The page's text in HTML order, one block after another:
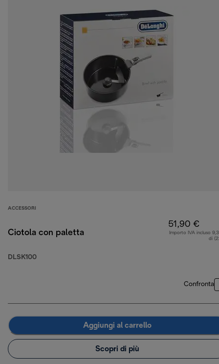
ACCESSORI
Ciotola con paletta
DLSK100
51,90 €
Importo IVA incluso
di
Confronta
Aggiungi al carrello
Scopri di più